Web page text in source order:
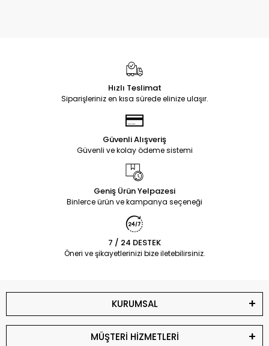
Hızlı Teslimat
Siparişleriniz en kısa sürede elinize ulaşır.
Güvenli Alışveriş
Güvenli ve kolay ödeme sistemi
Geniş Ürün Yelpazesi
Binlerce ürün ve kampanya seçeneği
7 / 24 DESTEK
Öneri ve şikayetlerinizi bize iletebilirsiniz.
KURUMSAL
MÜŞTERİ HİZMETLERİ